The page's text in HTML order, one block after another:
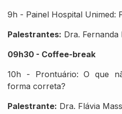
9h - Painel Hospital Unimed:
Palestrantes: Dra. Fernanda
09h30 - Coffee-break
10h - Prontuário: O que
forma correta?
Palestrante: Dra. Flávia